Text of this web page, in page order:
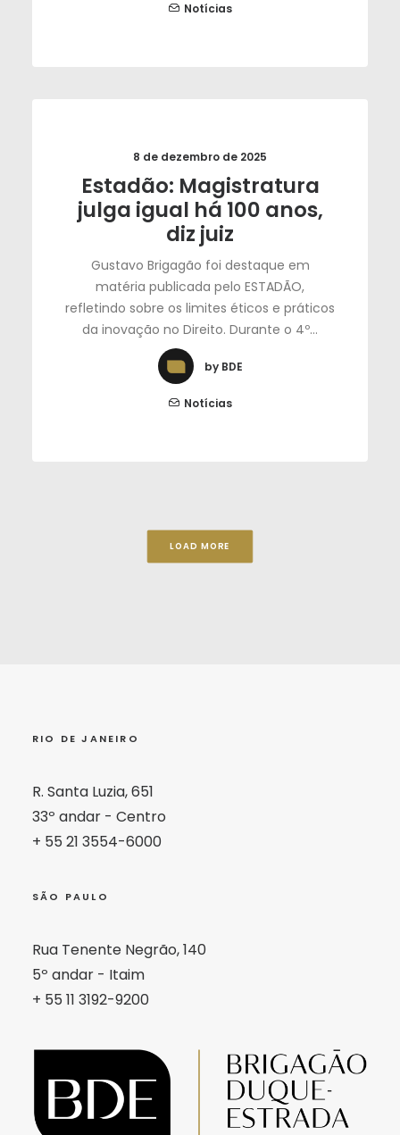
Notícias
8 de dezembro de 2025
Estadão: Magistratura
julga igual há 100 anos,
diz juiz
Gustavo Brigagão foi destaque em
matéria publicada pelo ESTADÃO,
refletindo sobre os limites éticos e práticos
da inovação no Direito. Durante o 4º…
by BDE
Notícias
LOAD MORE
RIO DE JANEIRO
R. Santa Luzia, 651
33º andar - Centro
+ 55 21 3554-6000
SÃO PAULO
Rua Tenente Negrão, 140
5º andar - Itaim
+ 55 11 3192-9200